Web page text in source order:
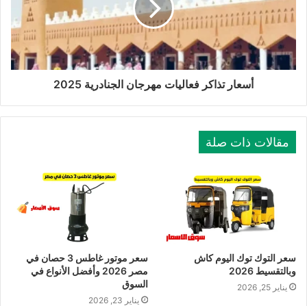
أسعار تذاكر فعاليات مهرجان الجنادرية 2025
مقالات ذات صلة
سعر التوك توك اليوم كاش
وبالتقسيط 2026
يناير 25, 2026
سعر موتور غاطس 3 حصان في
مصر 2026 وأفضل الأنواع في
السوق
يناير 23, 2026